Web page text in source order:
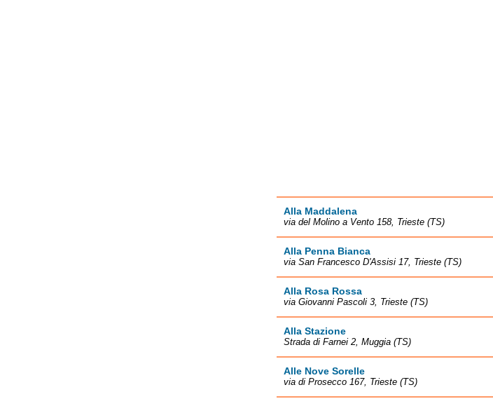
Alla Maddalena
via del Molino a Vento 158, Trieste (TS)
Alla Penna Bianca
via San Francesco D'Assisi 17, Trieste (TS)
Alla Rosa Rossa
via Giovanni Pascoli 3, Trieste (TS)
Alla Stazione
Strada di Farnei 2, Muggia (TS)
Alle Nove Sorelle
via di Prosecco 167, Trieste (TS)